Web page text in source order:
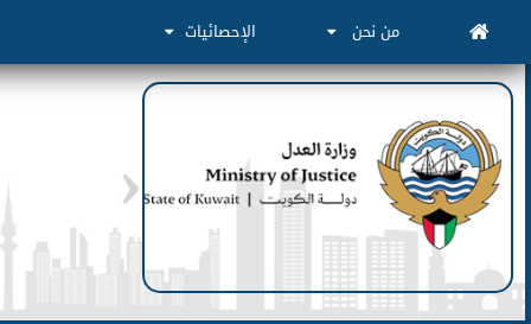
من نحن الإحصائيات